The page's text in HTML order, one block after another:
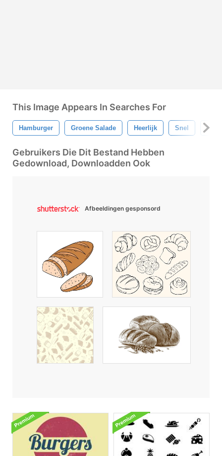
This Image Appears In Searches For
Hamburger Groene Salade Heerlijk Snel Eten
Gebruikers Die Dit Bestand Hebben
Gedownload, Downloadden Ook
Afbeeldingen gesponsord